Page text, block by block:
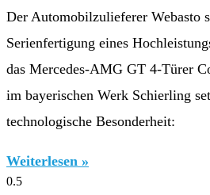
Der Automobilzulieferer Webasto
Serienfertigung eines
das Mercedes-AMG GT 4-Türer
im bayerischen Werk Schierling
technologische Besonderheit:
Weiterlesen »